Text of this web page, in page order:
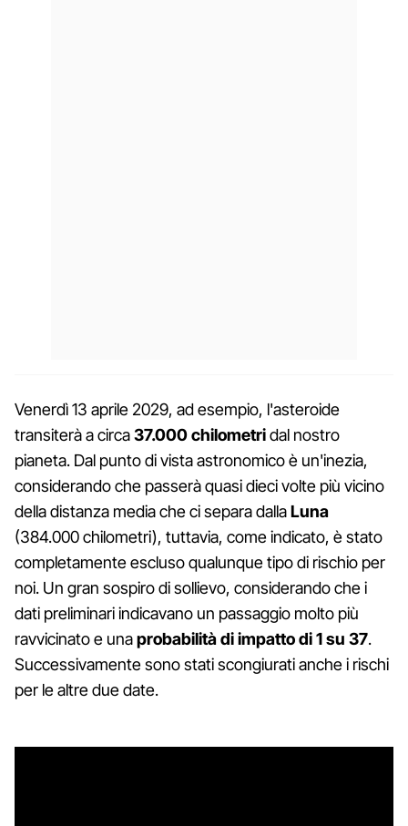
Venerdì 13 aprile 2029, ad esempio, l'asteroide
transiterà a circa37.000 chilometridal nostro
pianeta. Dal punto di vista astronomico è un'inezia,
considerando che passerà quasi dieci volte più vicino
della distanza media che ci separa dallaLuna
(384.000 chilometri), tuttavia, come indicato, è stato
completamente escluso qualunque tipo di rischio per
noi. Un gran sospiro di sollievo, considerando che i
dati preliminari indicavano un passaggio molto più
ravvicinato e unaprobabilità di impatto di 1 su 37.
Successivamente sono stati scongiurati anche i rischi
per le altre due date.